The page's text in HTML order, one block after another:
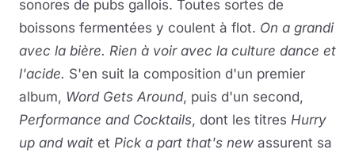
sonores de pubs gallois. Toutes sortes de
boissons fermentées y coulent à flot. On a grandi
avec la bière. Rien à voir avec la culture dance et
l'acide. S'en suit la composition d'un premier
album, Word Gets Around, puis d'un second,
Performance and Cocktails, dont les titres Hurry
up and wait et Pick a part that's new assurent sa